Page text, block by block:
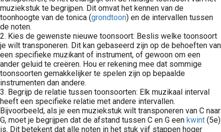
muziekstuk te begrijpen. Dit omvat het kennen van de
toonhoogte van de tonica (grondtoon) en de intervallen tussen
de noten.
2. Kies de gewenste nieuwe toonsoort: Beslis welke toonsoort
je wilt transponeren. Dit kan gebaseerd zijn op de behoeften van
een specifieke muzikant of instrument, of gewoon om een
ander geluid te creëren. Hou er rekening mee dat sommige
toonsoorten gemakkelijker te spelen zijn op bepaalde
instrumenten dan andere.
3. Begrijp de relatie tussen toonsoorten: Elk muzikaal interval
heeft een specifieke relatie met andere intervallen.
Bijvoorbeeld, als je een muziekstuk wilt transponeren van C naar
G, moet je begrijpen dat de afstand tussen C en G een kwint (5e)
is. Dit betekent dat alle noten in het stuk vijf stappen hoger